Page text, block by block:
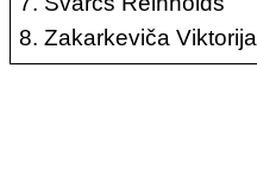
8. Zakarkeviča Viktorija